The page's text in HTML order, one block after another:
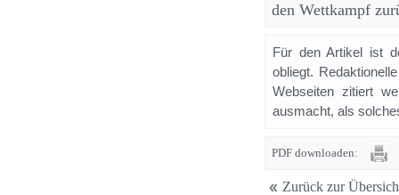
den Wettkampf
Für den Artikel ist
obliegt.
Webseiten zitiert
ausmacht, als
PDF downloaden:
Zurück zur